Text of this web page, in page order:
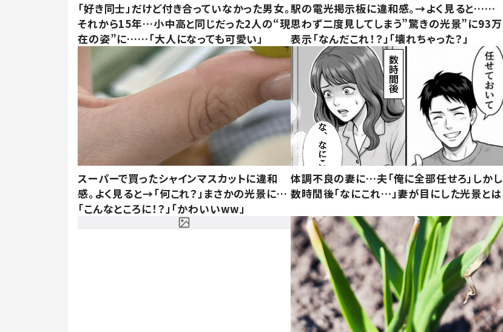
「好き同士」だけど付き合っていなかった男女。
それから15年…小中高と同じだった2人の“現
在の姿”に……「大人になっても可愛い」
駅の電光掲示板に違和感。→よく見ると……
思わず二度見してしまう”驚きの光景”に93万
表示「なんだこれ！？」「壊れちゃった？」
スーパーで買ったシャインマスカットに違和
感。よく見ると→「何これ？」まさかの光景に…
「こんなところに！？」「かわいいww」
体調不良の妻に…夫「俺に全部任せろ」しかし
数時間後「なにこれ…」妻が目にした光景とは